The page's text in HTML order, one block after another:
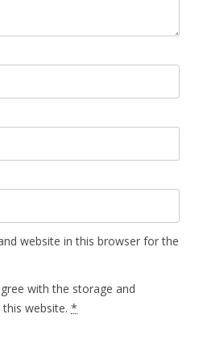
website in this browser for the
with the storage and
website. *